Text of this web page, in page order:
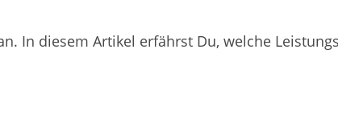
In diesem Artikel erfährst Du, welche